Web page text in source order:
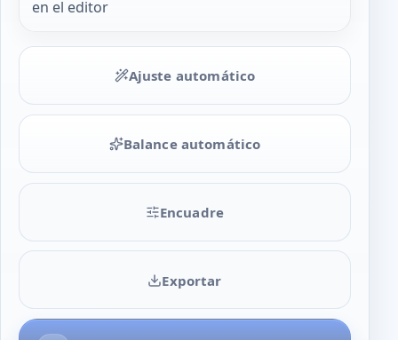
en el editor
Ajuste automático
Balance automático
Encuadre
Exportar